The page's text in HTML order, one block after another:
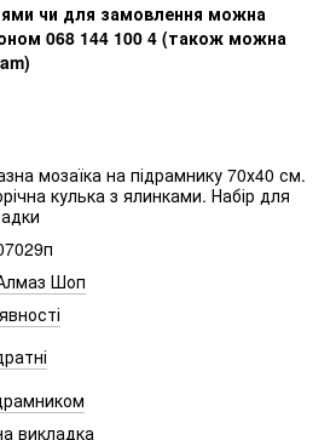
чи для замовлення можна
068 144 100 4 (також можна
мозаїка на підрамнику 70х40 см.
кулька з ялинками. Набір для
Шоп
викладка